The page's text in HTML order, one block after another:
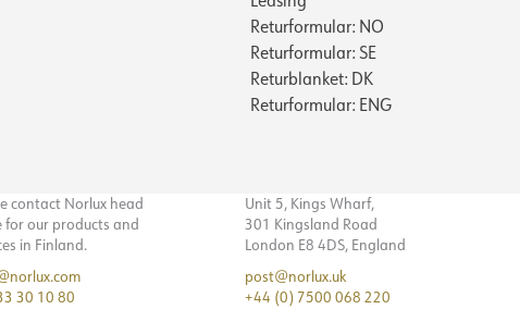
Returformular: NO
Returformular: SE
Returblanket: DK
Returformular: ENG
contact Norlux head
for our products and
in Finland.
30 10 80
Unit 5, Kings Wharf,
301 Kingsland Road
London E8 4DS, England
post@norlux.uk
+44 (0) 7500 068 220